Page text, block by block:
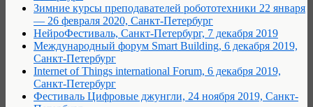
Зимние курсы преподавателей робототехники 22 января
— 26 февраля 2020, Санкт-Петербург
НейроФестиваль, Санкт-Петербург, 7 декабря 2019
Международный форум Smart Building, 6 декабря 2019,
Санкт-Петербург
Internet of Things international Forum, 6 декабря 2019,
Санкт-Петербург
Фестиваль Цифровые джунгли, 24 ноября 2019, Санкт-